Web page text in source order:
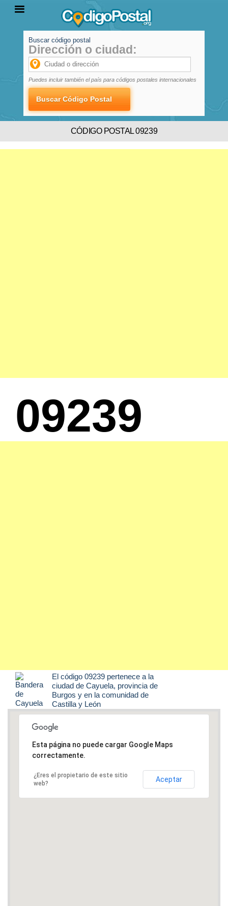
PROVINCIAS
LOCALIDADES
Buscar código postal
Dirección o ciudad:
Puedes incluir también el país para códigos postales internacionales
CÓDIGO POSTAL 09239
09239
El código 09239 pertenece a la
ciudad de Cayuela, provincia de
Burgos y en la comunidad de
Castilla y León
Esta página no puede cargar Google Maps
correctamente.
¿Eres el propietario de este sitio
web?
Aceptar